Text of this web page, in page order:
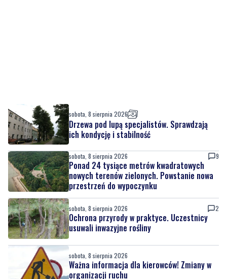
sobota, 8 sierpnia 2026
Drzewa pod lupą specjalistów. Sprawdzają
ich kondycję i stabilność
sobota, 8 sierpnia 2026
Ponad 24 tysiące metrów kwadratowych
nowych terenów zielonych. Powstanie nowa
przestrzeń do wypoczynku
sobota, 8 sierpnia 2026 2
Ochrona przyrody w praktyce. Uczestnicy
usuwali inwazyjne rośliny